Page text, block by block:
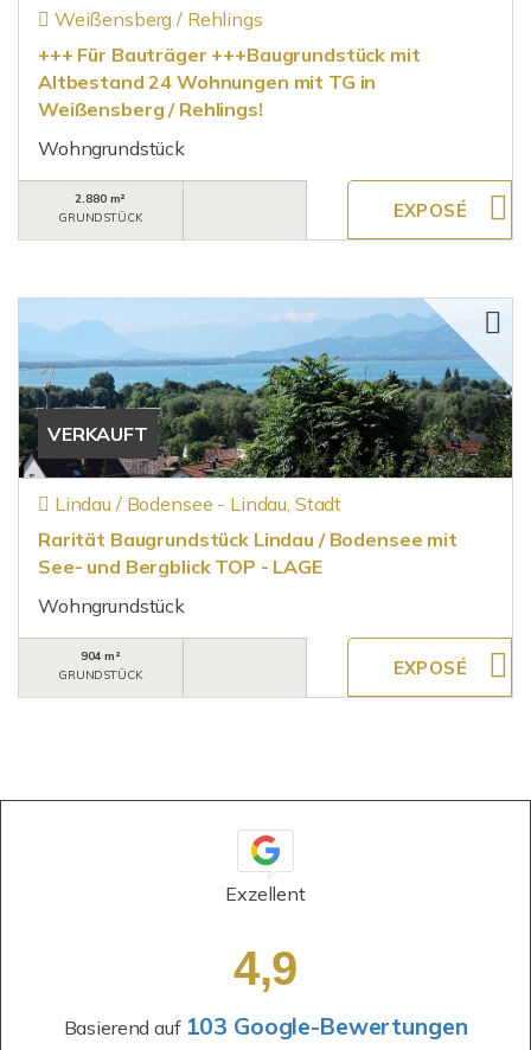
Weißensberg / Rehlings
+++ Für Bauträger +++Baugrundstück mit
Altbestand 24 Wohnungen mit TG in
Weißensberg / Rehlings!
Wohngrundstück
2.880 m²
GRUNDSTÜCK
VERKAUFT
Lindau / Bodensee - Lindau, Stadt
Rarität Baugrundstück Lindau / Bodensee mit
See- und Bergblick TOP - LAGE
Wohngrundstück
904 m²
GRUNDSTÜCK
Exzellent
4,9
Basierend auf 103 Google-Bewertungen